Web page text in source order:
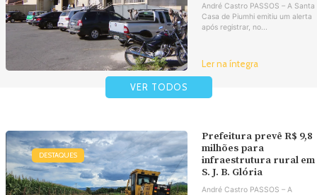
André Castro PASSOS – A Santa
Casa de Piumhi emitiu um alerta
após registrar, no...
Ler na íntegra
VER TODOS
DESTAQUES
Prefeitura prevê R$ 9,8
milhões para
infraestrutura rural em
S. J. B. Glória
André Castro PASSOS – A